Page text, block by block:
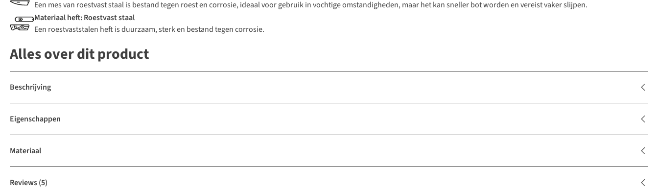
Een mes van roestvast staal is bestand tegen roest en corrosie, ideaal voor gebruik in vochtige omstandigheden, maar het kan sneller bot worden en vereist vaker slijpen.
Materiaal heft: Roestvast staal
Een roestvaststalen heft is duurzaam, sterk en bestand tegen corrosie.
Alles over dit product
Beschrijving
Eigenschappen
Materiaal
Reviews(5)